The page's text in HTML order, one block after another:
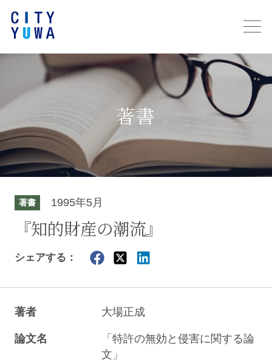
著書
著書 1995年5月
『知的財産の潮流』
シェアする：
著者 大場正成
論文名
「特許の無効と侵害に関する論
文」